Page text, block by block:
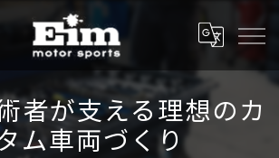
者が支える理想のカ
ム車両づくり